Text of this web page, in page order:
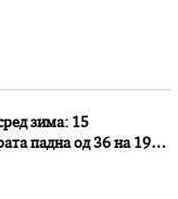
зима: 15
падна од 36 на 19